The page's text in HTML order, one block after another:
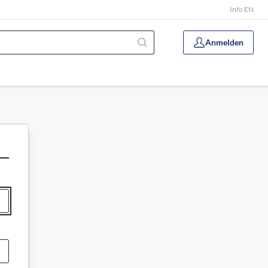
Info EN
Anmelden